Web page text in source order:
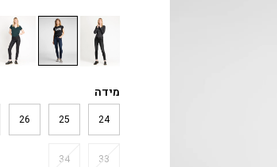
מידה
24
25
26
33
34